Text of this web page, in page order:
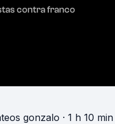
contra franco
gonzalo · 1 h 10 min